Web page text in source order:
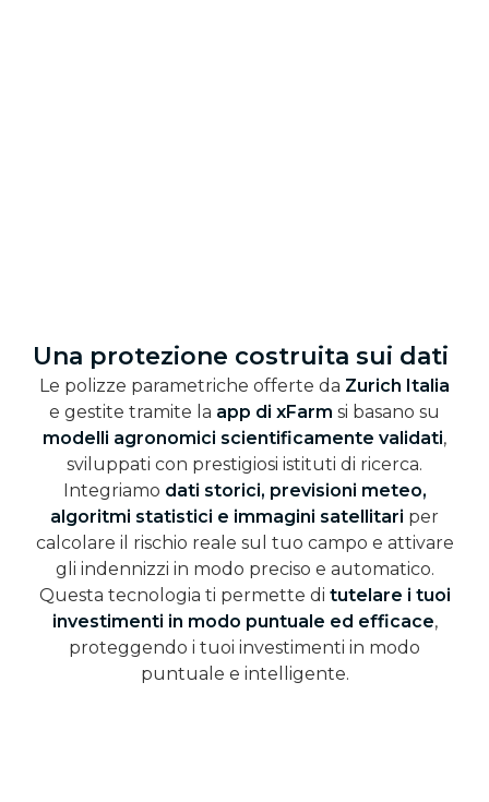
Una protezione costruita sui dati
Le polizze parametriche offerte da Zurich Italia
e gestite tramite la app di xFarm si basano su
modelli agronomici scientificamente validati,
sviluppati con prestigiosi istituti di ricerca.
Integriamo dati storici, previsioni meteo,
algoritmi statistici e immagini satellitari per
calcolare il rischio reale sul tuo campo e attivare
gli indennizzi in modo preciso e automatico.
Questa tecnologia ti permette di tutelare i tuoi
investimenti in modo puntuale ed efficace,
proteggendo i tuoi investimenti in modo
puntuale e intelligente.